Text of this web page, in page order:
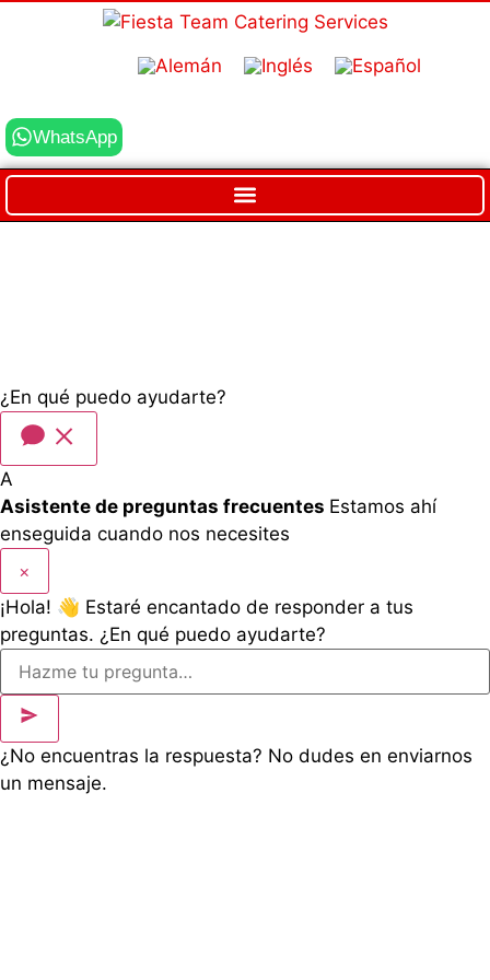
WhatsApp
¿En qué puedo ayudarte?
A
Asistente de preguntas frecuentes Estamos ahí
enseguida cuando nos necesites
×
¡Hola! 👋 Estaré encantado de responder a tus
preguntas. ¿En qué puedo ayudarte?
¿No encuentras la respuesta? No dudes en enviarnos
un mensaje.